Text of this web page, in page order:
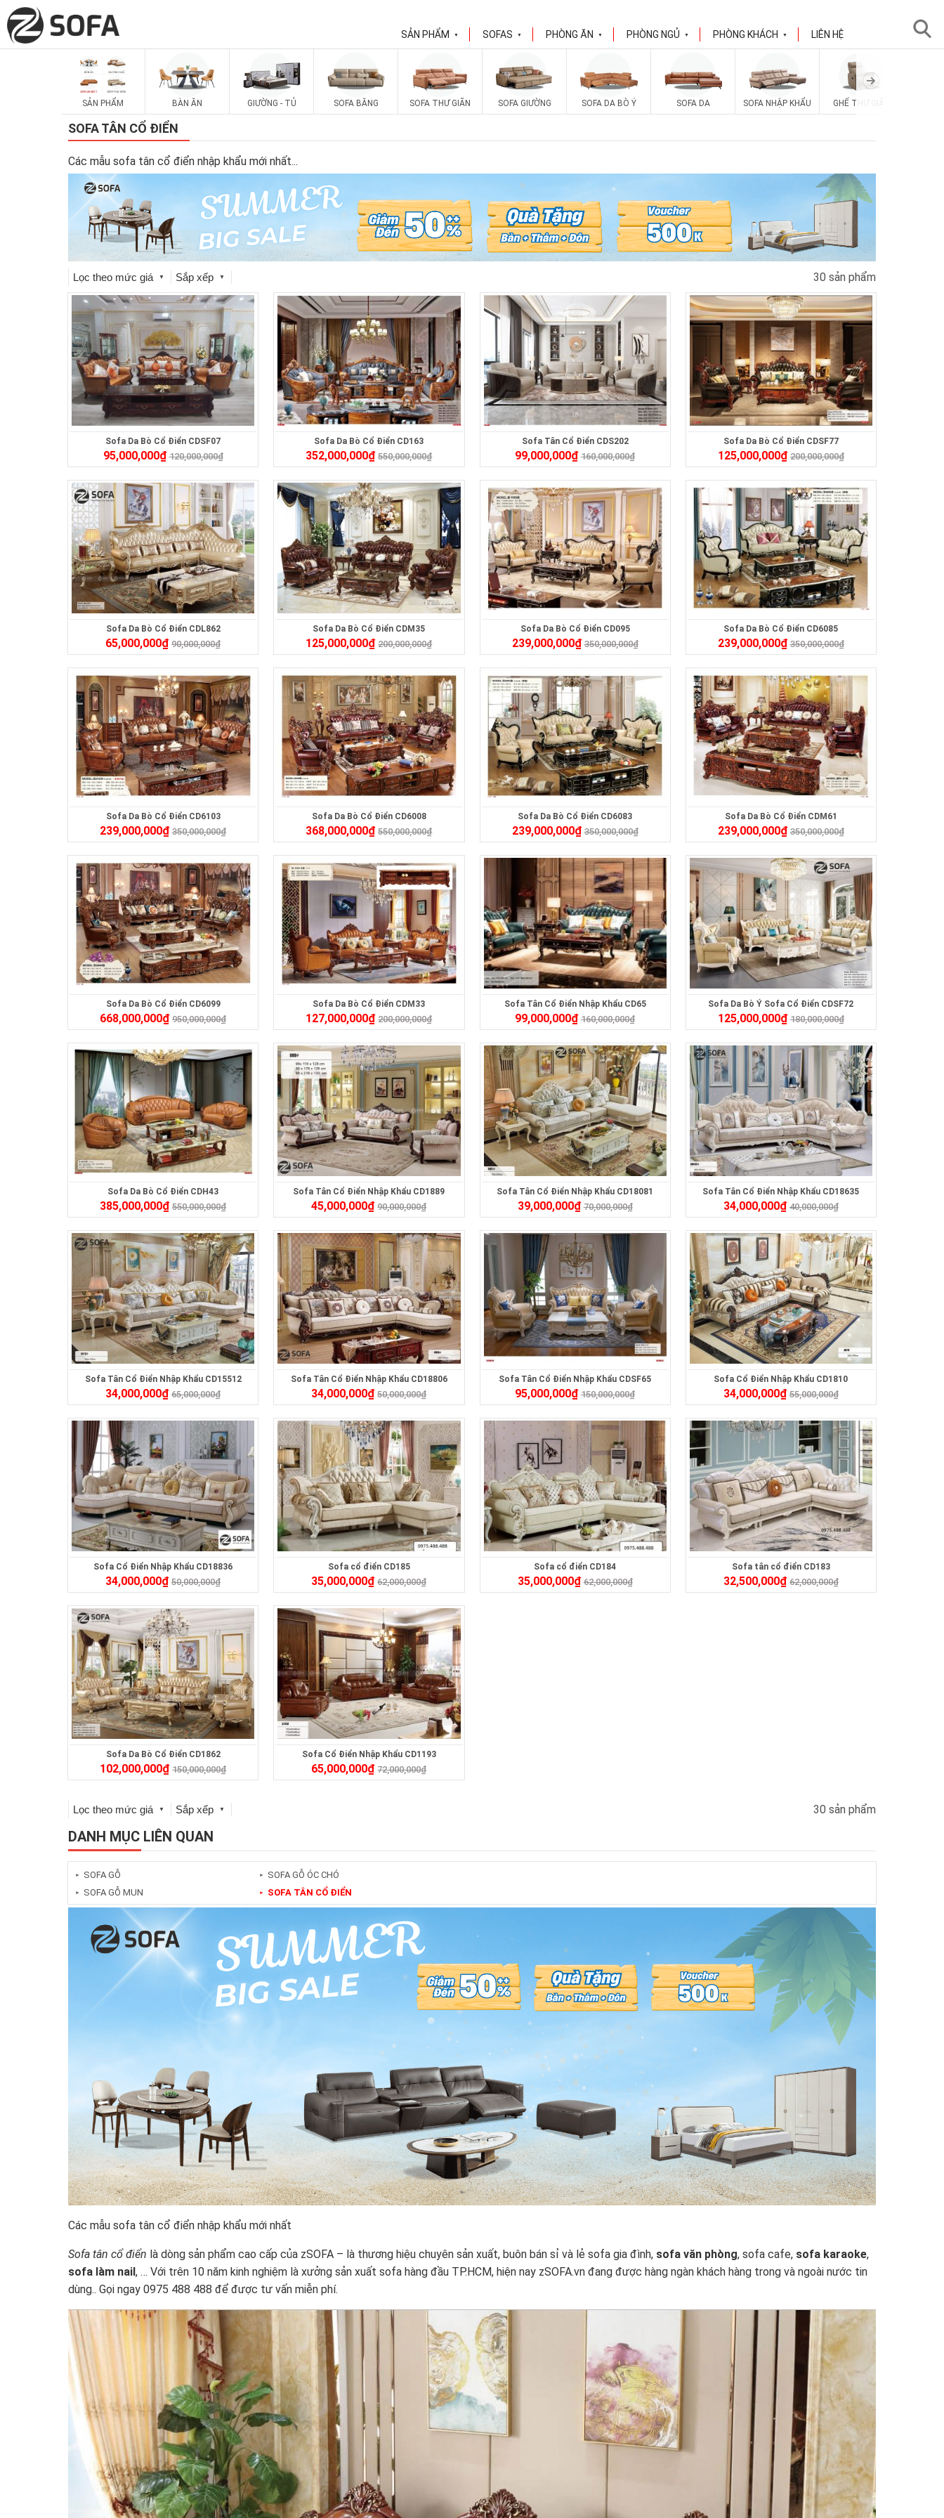
SẢN PHẨM ▼ SOFAS ▼ PHÒNG ĂN ▼ PHÒNG NGỦ ▼ PHÒNG KHÁCH ▼ LIÊN HỆ
SẢN PHẨM BÀN ĂN GIƯỜNG - TỦ SOFA BĂNG SOFA THƯ GIÃN SOFA GIƯỜNG SOFA DA BÒ Ý SOFA DA SOFA NHẬP KHẨU GHẾ THƯ GIÃN
SOFA TÂN CỔ ĐIỂN
Các mẫu sofa tân cổ điển nhập khẩu mới nhất...
Lọc theo mức giá ▼ Sắp xếp ▼ 30 sản phẩm
Sofa Da Bò Cổ Điển CDSF07
95,000,000₫ 120,000,000₫
Sofa Da Bò Cổ Điển CD163
352,000,000₫ 550,000,000₫
Sofa Tân Cổ Điển CDS202
99,000,000₫ 160,000,000₫
Sofa Da Bò Cổ Điển CDSF77
125,000,000₫ 200,000,000₫
Sofa Da Bò Cổ Điển CDL862
65,000,000₫ 90,000,000₫
Sofa Da Bò Cổ Điển CDM35
125,000,000₫ 200,000,000₫
Sofa Da Bò Cổ Điển CD095
239,000,000₫ 350,000,000₫
Sofa Da Bò Cổ Điển CD6085
239,000,000₫ 350,000,000₫
Sofa Da Bò Cổ Điển CD6103
239,000,000₫ 350,000,000₫
Sofa Da Bò Cổ Điển CD6008
368,000,000₫ 550,000,000₫
Sofa Da Bò Cổ Điển CD6083
239,000,000₫ 350,000,000₫
Sofa Da Bò Cổ Điển CDM61
239,000,000₫ 350,000,000₫
Sofa Da Bò Cổ Điển CD6099
668,000,000₫ 950,000,000₫
Sofa Da Bò Cổ Điển CDM33
127,000,000₫ 200,000,000₫
Sofa Tân Cổ Điển Nhập Khẩu CD65
99,000,000₫ 160,000,000₫
Sofa Da Bò Ý Sofa Cổ Điển CDSF72
125,000,000₫ 180,000,000₫
Sofa Da Bò Cổ Điển CDH43
385,000,000₫ 550,000,000₫
Sofa Tân Cổ Điển Nhập Khẩu CD1889
45,000,000₫ 90,000,000₫
Sofa Tân Cổ Điển Nhập Khẩu CD18081
39,000,000₫ 70,000,000₫
Sofa Tân Cổ Điển Nhập Khẩu CD18635
34,000,000₫ 40,000,000₫
Sofa Tân Cổ Điển Nhập Khẩu CD15512
34,000,000₫ 65,000,000₫
Sofa Tân Cổ Điển Nhập Khẩu CD18806
34,000,000₫ 50,000,000₫
Sofa Tân Cổ Điển Nhập Khẩu CDSF65
95,000,000₫ 150,000,000₫
Sofa Cổ Điển Nhập Khẩu CD1810
34,000,000₫ 55,000,000₫
Sofa Cổ Điển Nhập Khẩu CD18836
34,000,000₫ 50,000,000₫
Sofa cổ điển CD185
35,000,000₫ 62,000,000₫
Sofa cổ điển CD184
35,000,000₫ 62,000,000₫
Sofa tân cổ điển CD183
32,500,000₫ 62,000,000₫
Sofa Da Bò Cổ Điển CD1862
102,000,000₫ 150,000,000₫
Sofa Cổ Điển Nhập Khẩu CD1193
65,000,000₫ 72,000,000₫
Lọc theo mức giá ▼ Sắp xếp ▼ 30 sản phẩm
DANH MỤC LIÊN QUAN
► SOFA GỖ
► SOFA GỖ MUN
► SOFA GỖ ÓC CHÓ
► SOFA TÂN CỔ ĐIỂN
Các mẫu sofa tân cổ điển nhập khẩu mới nhất
Sofa tân cổ điển là dòng sản phẩm cao cấp của zSOFA – là thương hiệu chuyên sản xuất, buôn bán sỉ và lẻ sofa gia đình, sofa văn phòng, sofa cafe, sofa karaoke,
sofa làm nail, … Với trên 10 năm kinh nghiệm là xưởng sản xuất sofa hàng đầu TP.HCM, hiện nay zSOFA.vn đang được hàng ngàn khách hàng trong và ngoài nước tin
dùng.. Gọi ngay 0975 488 488 để được tư vấn miễn phí.